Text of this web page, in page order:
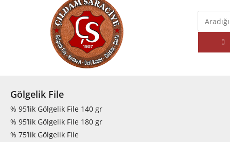
Gölgelik File
% 95’lik Gölgelik File 140 gr
% 95’lik Gölgelik File 180 gr
% 75’lik Gölgelik File